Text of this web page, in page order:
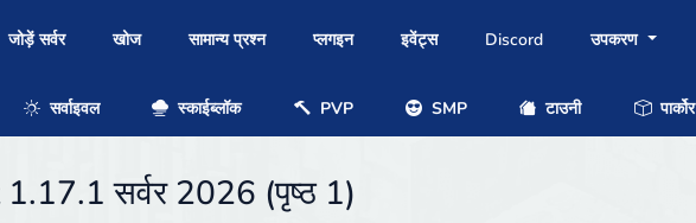
जोड़ें सर्वर खोज सामान्य प्रश्न प्लगइन इवेंट्स Discord उपकरण
सर्वाइवल स्काईब्लॉक PVP SMP टाउनी पार्कोर
सर्वर 2026 (पृष्ठ 1)